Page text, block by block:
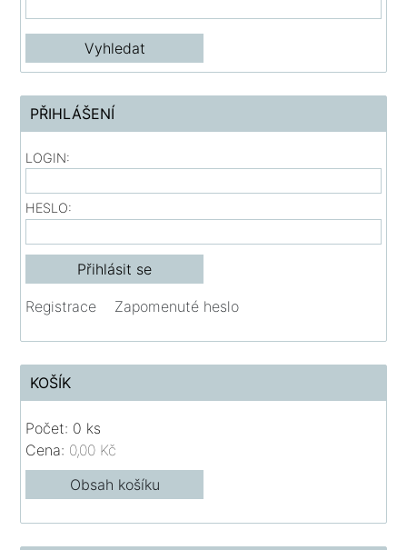
PŘIHLÁŠENÍ
LOGIN:
HESLO:
Registrace Zapomenuté heslo
KOŠÍK
Počet: 0 ks
Cena: 0,00 Kč
Obsah košíku